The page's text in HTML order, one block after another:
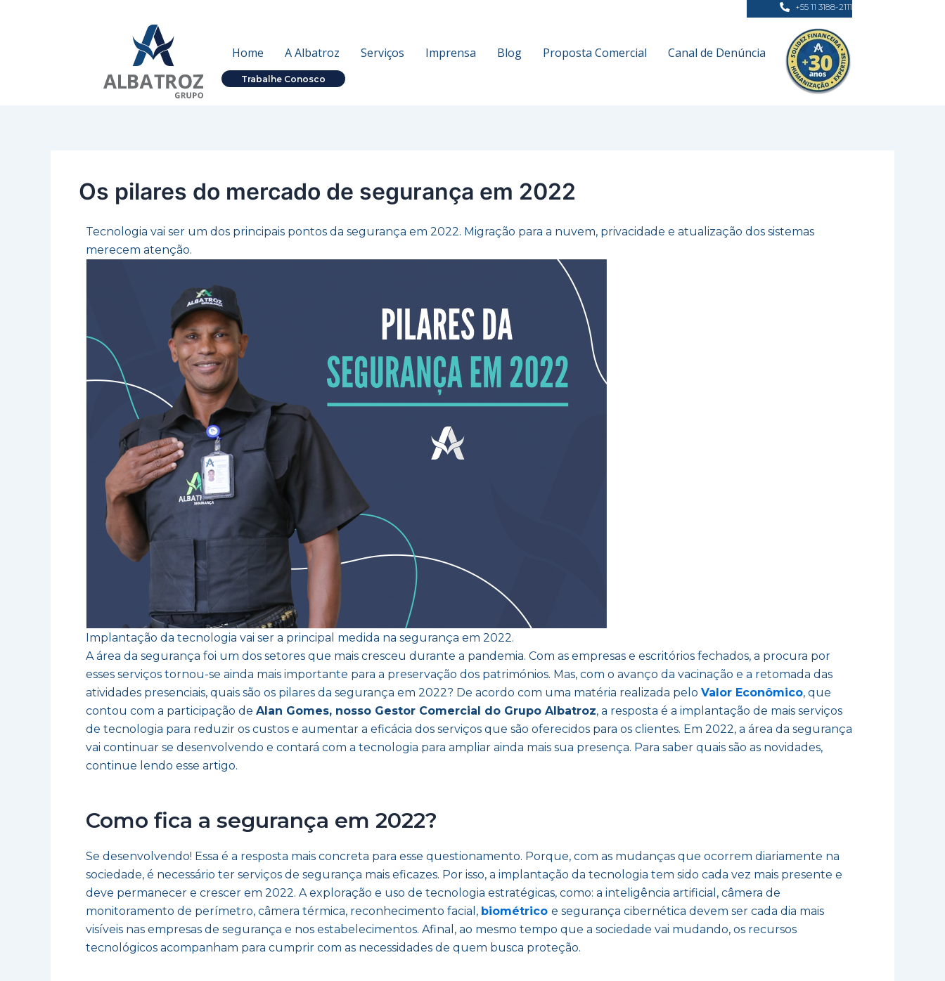
+55 11 3188-2111
Home A Albatroz Serviços Imprensa Blog Proposta Comercial Canal de Denúncia
Trabalhe Conosco
Os pilares do mercado de segurança em 2022
Tecnologia vai ser um dos principais pontos da segurança em 2022. Migração para a nuvem, privacidade e atualização dos sistemas
merecem atenção.
Implantação da tecnologia vai ser a principal medida na segurança em 2022.
A área da segurança foi um dos setores que mais cresceu durante a pandemia. Com as empresas e escritórios fechados, a procura por
esses serviços tornou-se ainda mais importante para a preservação dos patrimónios. Mas, com o avanço da vacinação e a retomada das
atividades presenciais, quais são os pilares da segurança em 2022? De acordo com uma matéria realizada pelo Valor Econômico, que
contou com a participação de Alan Gomes, nosso Gestor Comercial do Grupo Albatroz, a resposta é a implantação de mais serviços
de tecnologia para reduzir os custos e aumentar a eficácia dos serviços que são oferecidos para os clientes. Em 2022, a área da segurança
vai continuar se desenvolvendo e contará com a tecnologia para ampliar ainda mais sua presença. Para saber quais são as novidades,
continue lendo esse artigo.
Como fica a segurança em 2022?
Se desenvolvendo! Essa é a resposta mais concreta para esse questionamento. Porque, com as mudanças que ocorrem diariamente na
sociedade, é necessário ter serviços de segurança mais eficazes. Por isso, a implantação da tecnologia tem sido cada vez mais presente e
deve permanecer e crescer em 2022. A exploração e uso de tecnologia estratégicas, como: a inteligência artificial, câmera de
monitoramento de perímetro, câmera térmica, reconhecimento facial, biométrico e segurança cibernética devem ser cada dia mais
visíveis nas empresas de segurança e nos estabelecimentos. Afinal, ao mesmo tempo que a sociedade vai mudando, os recursos
tecnológicos acompanham para cumprir com as necessidades de quem busca proteção.